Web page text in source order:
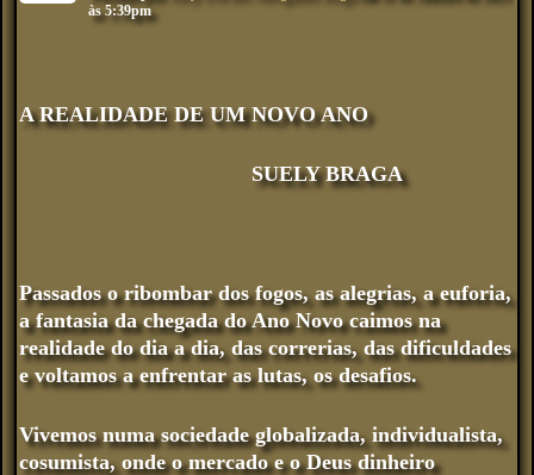
às 5:39pm
A REALIDADE DE UM NOVO ANO
SUELY BRAGA
Passados o ribombar dos fogos, as alegrias, a euforia,
a fantasia da chegada do Ano Novo caimos na
realidade do dia a dia, das correrias, das dificuldades
e voltamos a enfrentar as lutas, os desafios.
Vivemos numa sociedade globalizada, individualista,
cosumista, onde o mercado e o Deus dinheiro